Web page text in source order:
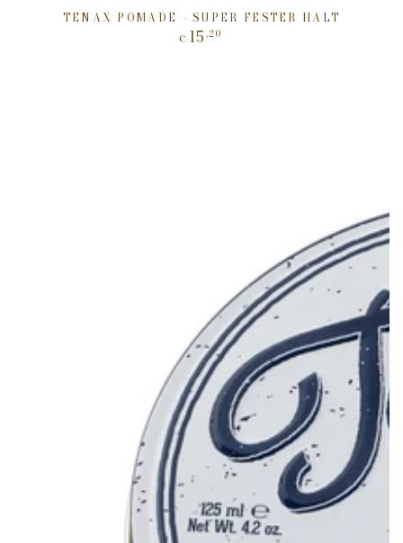
TENAX POMADE - SUPER FESTER HALT
Regulärer
€ 15 ,20